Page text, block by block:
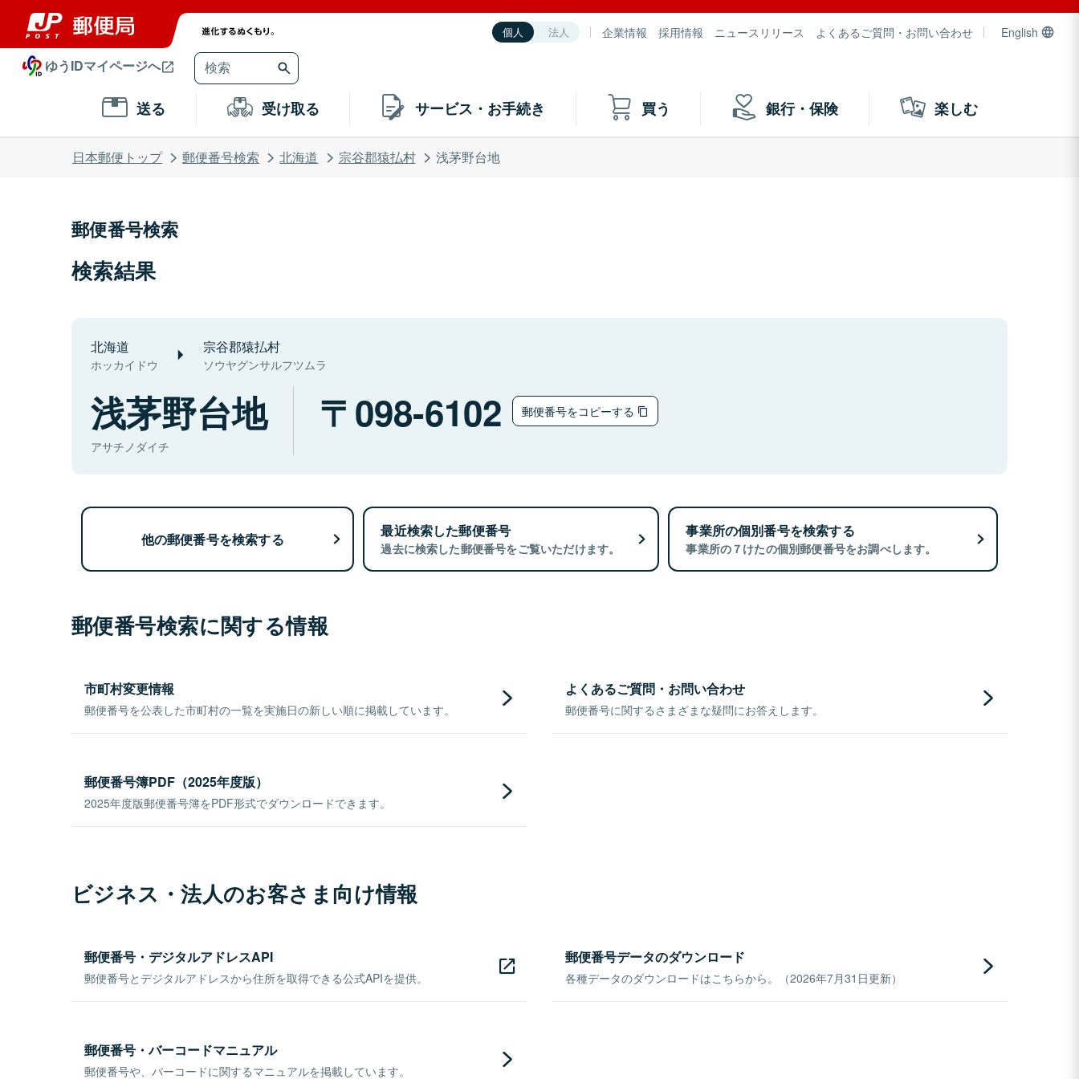
個人 法人 企業情報 採用情報 ニュースリリース よくあるご質問・お問い合わせ English
ゆうIDマイページへ
送る 受け取る サービス・お手続き 買う 銀行・保険 楽しむ
日本郵便トップ 郵便番号検索 北海道 宗谷郡猿払村 浅茅野台地
郵便番号検索
検索結果
北海道
ホッカイドウ
宗谷郡猿払村
ソウヤグンサルフツムラ
浅茅野台地
アサチノダイチ
098-6102 郵便番号をコピーする
他の郵便番号を検索する 最近検索した郵便番号
過去に検索した郵便番号をご覧いただけます。
事業所の個別番号を検索する
事業所の７けたの個別郵便番号をお調べします。
郵便番号検索に関する情報
市町村変更情報
郵便番号を公表した市町村の一覧を実施日の新しい順に掲載しています。
よくあるご質問・お問い合わせ
郵便番号に関するさまざまな疑問にお答えします。
郵便番号簿PDF（2025年度版）
2025年度版郵便番号簿をPDF形式でダウンロードできます。
ビジネス・法人のお客さま向け情報
郵便番号・デジタルアドレスAPI
郵便番号とデジタルアドレスから住所を取得できる公式APIを提供。
郵便番号データのダウンロード
各種データのダウンロードはこちらから。（2026年7月31日更新）
郵便番号・バーコードマニュアル
郵便番号や、バーコードに関するマニュアルを掲載しています。